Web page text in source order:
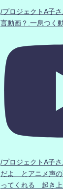
/プロジェクトA子
言動画？.一息つく
/プロジェクトA子
だよ とアニメ声の
ってくれる 起き上